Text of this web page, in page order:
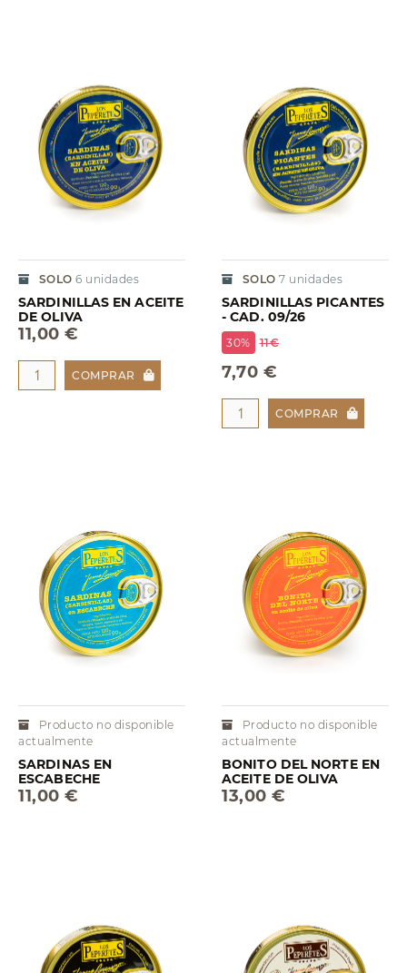
SOLO 6 unidades
SARDINILLAS EN ACEITE
DE OLIVA
11,00 €
COMPRAR
SOLO 7 unidades
SARDINILLAS PICANTES
- CAD. 09/26
30% 11€
7,70 €
COMPRAR
Producto no disponible
actualmente
SARDINAS EN
ESCABECHE
11,00 €
Producto no disponible
actualmente
BONITO DEL NORTE EN
ACEITE DE OLIVA
13,00 €